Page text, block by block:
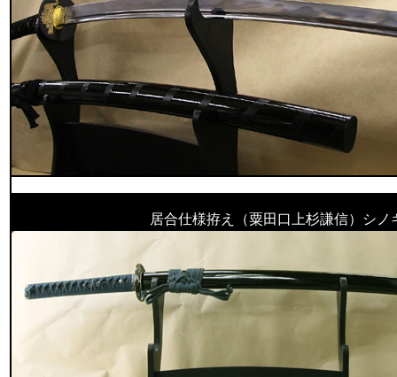
居合仕様拵え（粟田口上杉謙信）シノ